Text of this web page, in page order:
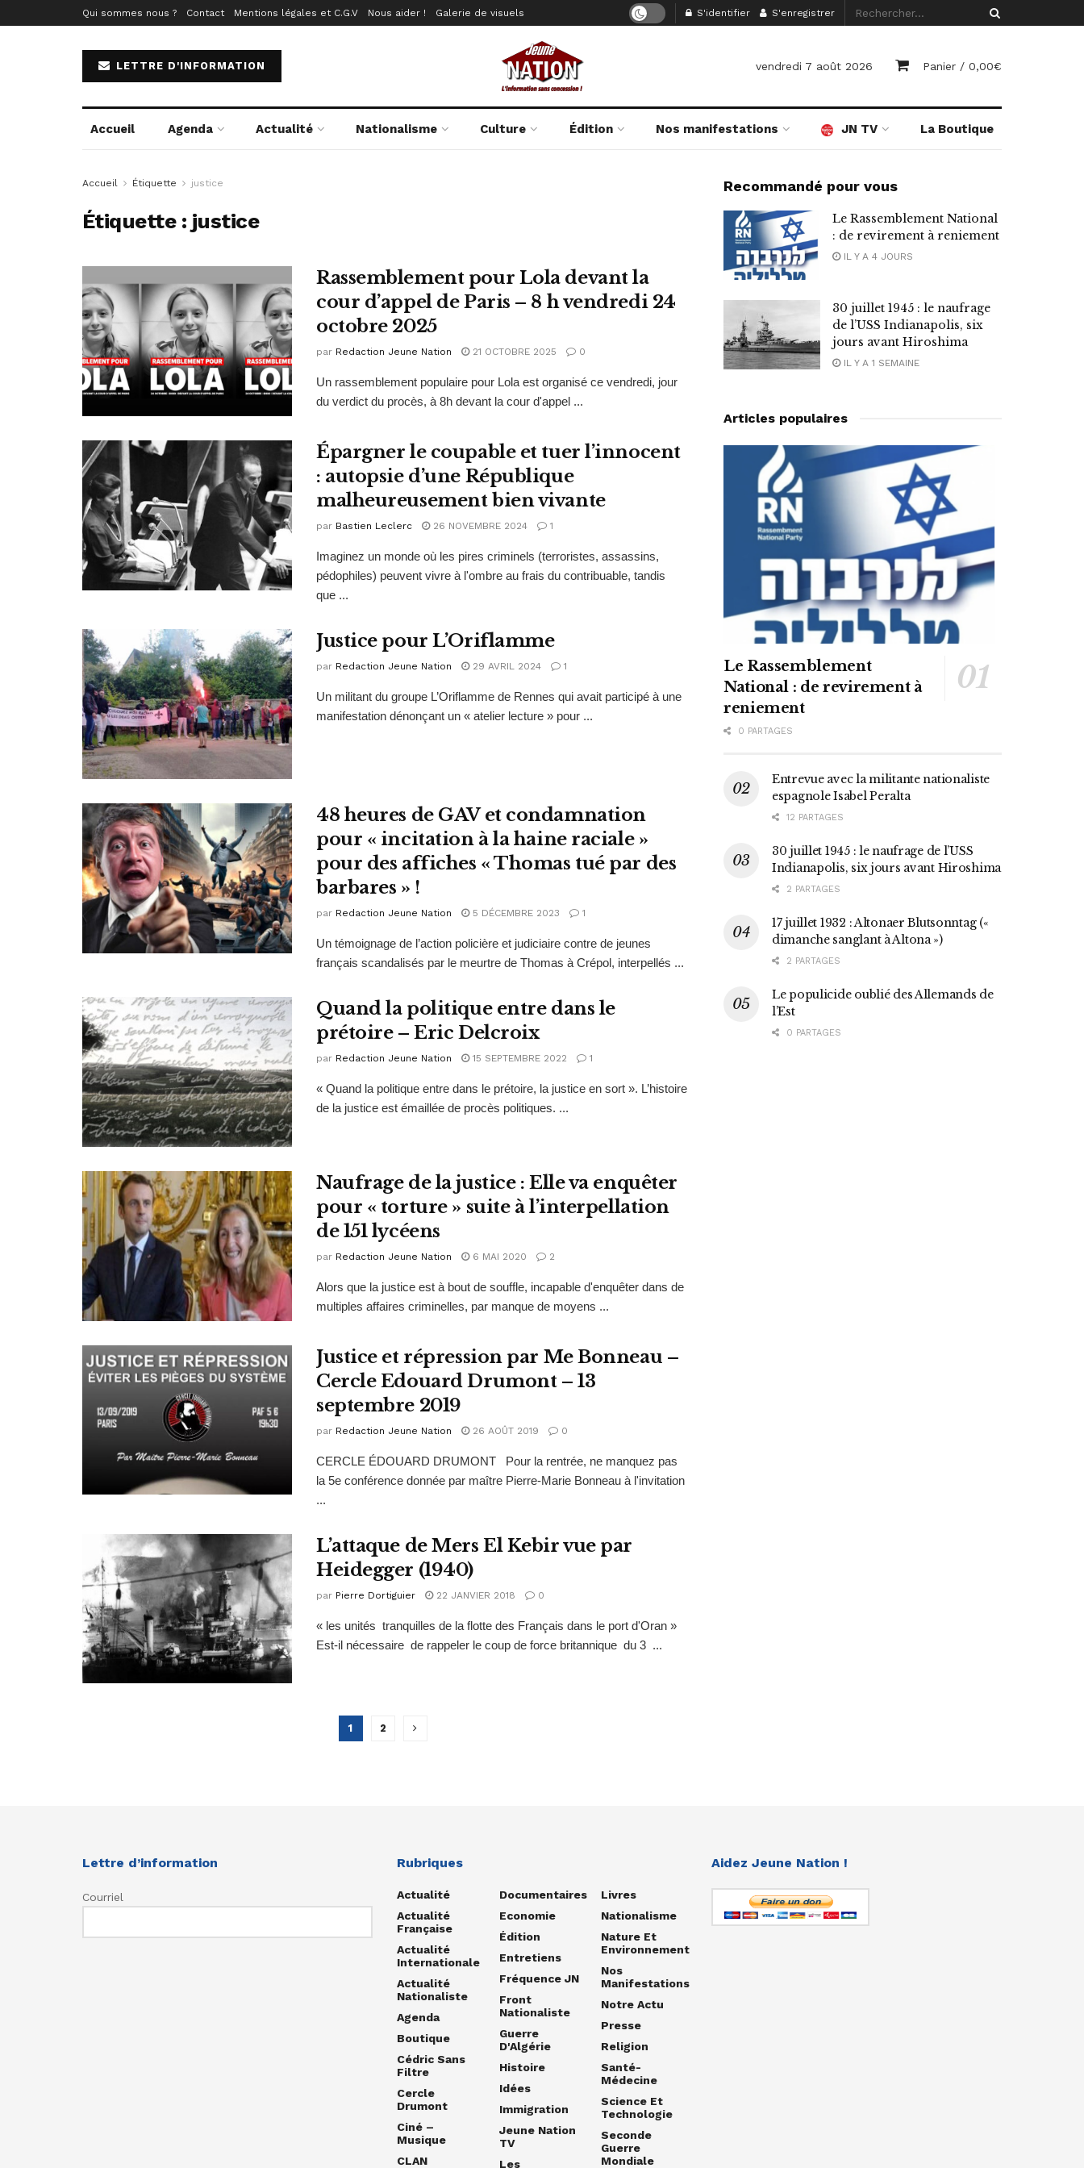
Qui sommes nous ? Contact Mentions légales et C.G.V Nous aider ! Galerie de visuels S'identifier S'enregistrer
LETTRE D'INFORMATION vendredi 7 août 2026 Panier / 0,00€
Accueil Agenda Actualité Nationalisme Culture Édition Nos manifestations JN TV La Boutique
Accueil Étiquette justice
Étiquette : justice
Rassemblement pour Lola devant la
cour d’appel de Paris – 8 h vendredi 24
octobre 2025
par Redaction Jeune Nation 21 OCTOBRE 2025 0
Un rassemblement populaire pour Lola est organisé ce vendredi, jour
du verdict du procès, à 8h devant la cour d'appel ...
Épargner le coupable et tuer l’innocent
: autopsie d’une République
malheureusement bien vivante
par Bastien Leclerc 26 NOVEMBRE 2024 1
Imaginez un monde où les pires criminels (terroristes, assassins,
pédophiles) peuvent vivre à l'ombre au frais du contribuable, tandis
que ...
Justice pour L’Oriflamme
par Redaction Jeune Nation 29 AVRIL 2024 1
Un militant du groupe L’Oriflamme de Rennes qui avait participé à une
manifestation dénonçant un « atelier lecture » pour ...
48 heures de GAV et condamnation
pour « incitation à la haine raciale »
pour des affiches « Thomas tué par des
barbares » !
par Redaction Jeune Nation 5 DÉCEMBRE 2023 1
Un témoignage de l’action policière et judiciaire contre de jeunes
français scandalisés par le meurtre de Thomas à Crépol, interpellés ...
Quand la politique entre dans le
prétoire – Eric Delcroix
par Redaction Jeune Nation 15 SEPTEMBRE 2022 1
« Quand la politique entre dans le prétoire, la justice en sort ». L’histoire
de la justice est émaillée de procès politiques. ...
Naufrage de la justice : Elle va enquêter
pour « torture » suite à l’interpellation
de 151 lycéens
par Redaction Jeune Nation 6 MAI 2020 2
Alors que la justice est à bout de souffle, incapable d'enquêter dans de
multiples affaires criminelles, par manque de moyens ...
Justice et répression par Me Bonneau –
Cercle Edouard Drumont – 13
septembre 2019
par Redaction Jeune Nation 26 AOÛT 2019 0
CERCLE ÉDOUARD DRUMONT Pour la rentrée, ne manquez pas
la 5e conférence donnée par maître Pierre-Marie Bonneau à l'invitation
...
L’attaque de Mers El Kebir vue par
Heidegger (1940)
par Pierre Dortiguier 22 JANVIER 2018 0
« les unités tranquilles de la flotte des Français dans le port d'Oran »
Est-il nécessaire de rappeler le coup de force britannique du 3 ...
1 2
Recommandé pour vous
Le Rassemblement National
: de revirement à reniement
IL Y A 4 JOURS
30 juillet 1945 : le naufrage
de l’USS Indianapolis, six
jours avant Hiroshima
IL Y A 1 SEMAINE
Articles populaires
Le Rassemblement
National : de revirement à
reniement
0 PARTAGES
Entrevue avec la militante nationaliste
espagnole Isabel Peralta
12 PARTAGES
30 juillet 1945 : le naufrage de l’USS
Indianapolis, six jours avant Hiroshima
2 PARTAGES
17 juillet 1932 : Altonaer Blutsonntag («
dimanche sanglant à Altona »)
2 PARTAGES
Le populicide oublié des Allemands de
l’Est
0 PARTAGES
Lettre d’information
Courriel
Rubriques
Actualité
Actualité
Française
Actualité
Internationale
Actualité
Nationaliste
Agenda
Boutique
Cédric Sans
Filtre
Cercle
Drumont
Ciné –
Musique
CLAN
Documentaires
Economie
Édition
Entretiens
Fréquence JN
Front
Nationaliste
Guerre
D'Algérie
Histoire
Idées
Immigration
Jeune Nation
TV
Les
Livres
Nationalisme
Nature Et
Environnement
Nos
Manifestations
Notre Actu
Presse
Religion
Santé-
Médecine
Science Et
Technologie
Seconde
Guerre
Mondiale
Aidez Jeune Nation !